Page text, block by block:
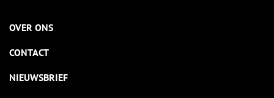
OVER ONS
CONTACT
NIEUWSBRIEF